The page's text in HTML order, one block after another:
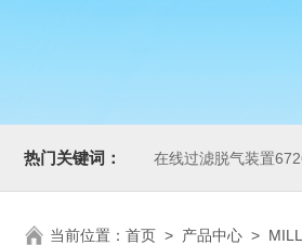
热门关键词： 在线过滤脱气装置
当前位置： 首页 > 产品中心 >